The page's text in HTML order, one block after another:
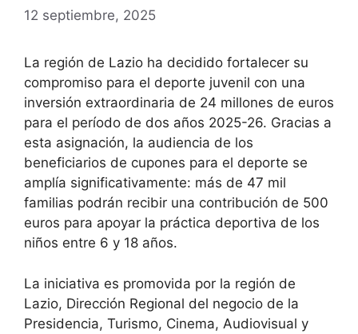
12 septiembre, 2025
La región de Lazio ha decidido fortalecer su
compromiso para el deporte juvenil con una
inversión extraordinaria de 24 millones de euros
para el período de dos años 2025-26. Gracias a
esta asignación, la audiencia de los
beneficiarios de cupones para el deporte se
amplía significativamente: más de 47 mil
familias podrán recibir una contribución de 500
euros para apoyar la práctica deportiva de los
niños entre 6 y 18 años.
La iniciativa es promovida por la región de
Lazio, Dirección Regional del negocio de la
Presidencia, Turismo, Cinema, Audiovisual y